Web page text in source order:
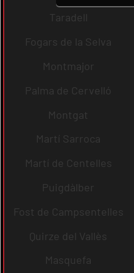
Taradell
Fogars de la Selva
Montmajor
Palma de Cervelló
Montgat
Martí Sarroca
Martí de Centelles
Puigdàlber
Fost de Campsentelles
Quirze del Vallès
Masquefa